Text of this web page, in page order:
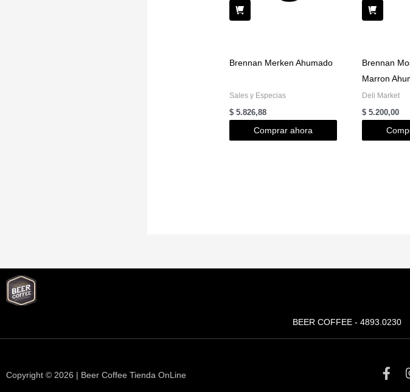
Brennan Merken Ahumado
Sales y Especias
$ 5.826,88
Comprar ahora
Brennan
Marron
Deli Market
$ 5.200,00
BEER COFFEE - 4893.0230
Copyright © 2026 | Beer Coffee Tienda OnLine